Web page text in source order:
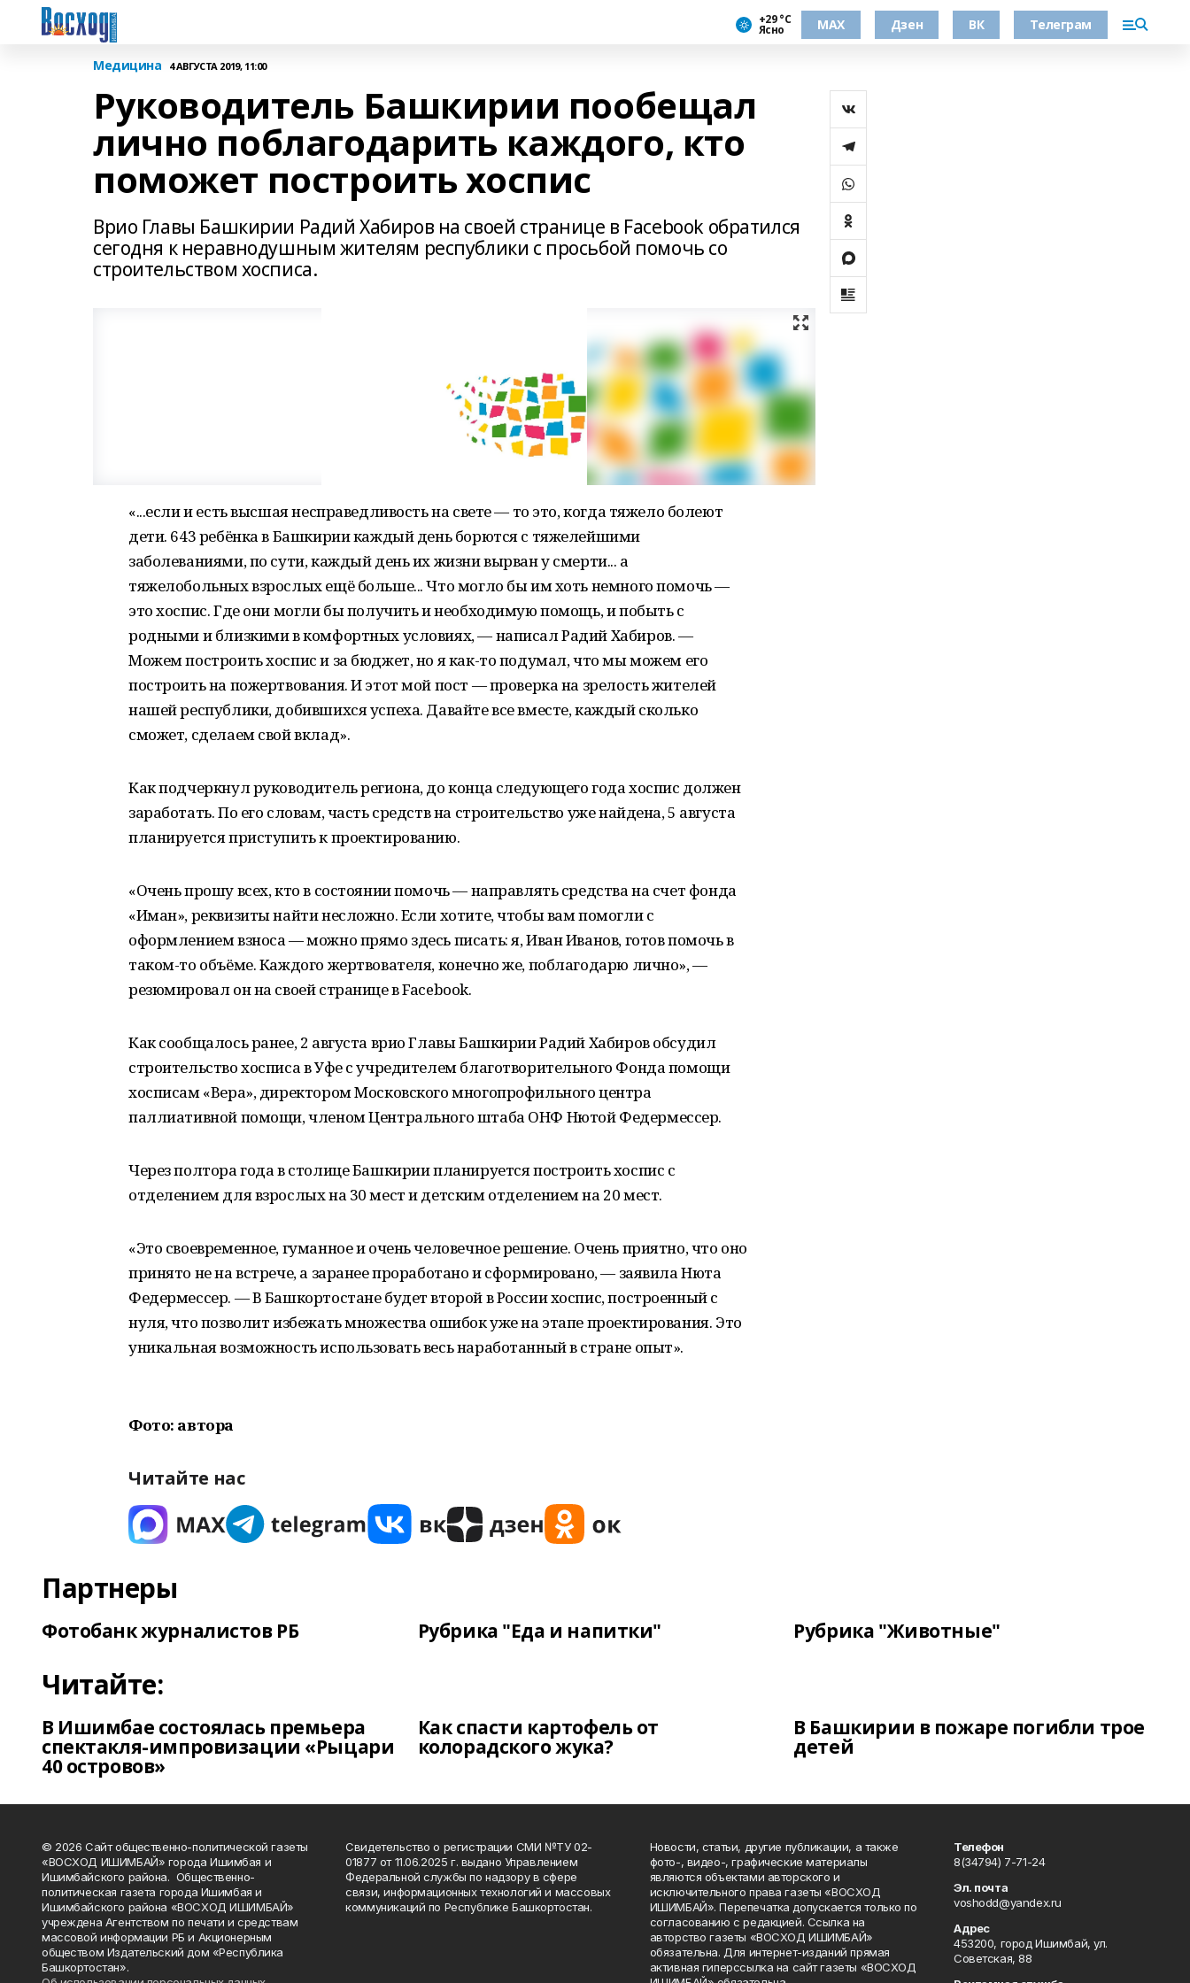
+29 °С
Ясно МАХ Дзен ВК Телеграм
Медицина 4 АВГУСТА 2019, 11:00
Руководитель Башкирии пообещал
лично поблагодарить каждого, кто
поможет построить хоспис
Врио Главы Башкирии Радий Хабиров на своей странице в Facebook обратился
сегодня к неравнодушным жителям республики с просьбой помочь со
строительством хосписа.
«...если и есть высшая несправедливость на свете — то это, когда тяжело болеют
дети. 643 ребёнка в Башкирии каждый день борются с тяжелейшими
заболеваниями, по сути, каждый день их жизни вырван у смерти... а
тяжелобольных взрослых ещё больше... Что могло бы им хоть немного помочь —
это хоспис. Где они могли бы получить и необходимую помощь, и побыть с
родными и близкими в комфортных условиях, — написал Радий Хабиров. —
Можем построить хоспис и за бюджет, но я как-то подумал, что мы можем его
построить на пожертвования. И этот мой пост — проверка на зрелость жителей
нашей республики, добившихся успеха. Давайте все вместе, каждый сколько
сможет, сделаем свой вклад».
Как подчеркнул руководитель региона, до конца следующего года хоспис должен
заработать. По его словам, часть средств на строительство уже найдена, 5 августа
планируется приступить к проектированию.
«Очень прошу всех, кто в состоянии помочь — направлять средства на счет фонда
«Иман», реквизиты найти несложно. Если хотите, чтобы вам помогли с
оформлением взноса — можно прямо здесь писать: я, Иван Иванов, готов помочь в
таком-то объёме. Каждого жертвователя, конечно же, поблагодарю лично», —
резюмировал он на своей странице в Facebook.
Как сообщалось ранее, 2 августа врио Главы Башкирии Радий Хабиров обсудил
строительство хосписа в Уфе с учредителем благотворительного Фонда помощи
хосписам «Вера», директором Московского многопрофильного центра
паллиативной помощи, членом Центрального штаба ОНФ Нютой Федермессер.
Через полтора года в столице Башкирии планируется построить хоспис с
отделением для взрослых на 30 мест и детским отделением на 20 мест.
«Это своевременное, гуманное и очень человечное решение. Очень приятно, что оно
принято не на встрече, а заранее проработано и сформировано, — заявила Нюта
Федермессер. — В Башкортостане будет второй в России хоспис, построенный с
нуля, что позволит избежать множества ошибок уже на этапе проектирования. Это
уникальная возможность использовать весь наработанный в стране опыт».
Фото: автора
Читайте нас
Партнеры
Фотобанк журналистов РБ Рубрика "Еда и напитки" Рубрика "Животные"
Читайте:
В Ишимбае состоялась премьера
спектакля-импровизации «Рыцари
40 островов»
Как спасти картофель от
колорадского жука?
В Башкирии в пожаре погибли трое
детей
© 2026 Сайт общественно-политической газеты
«ВОСХОД ИШИМБАЙ» города Ишимбая и
Ишимбайского района. Общественно-
политическая газета города Ишимбая и
Ишимбайского района «ВОСХОД ИШИМБАЙ»
учреждена Агентством по печати и средствам
массовой информации РБ и Акционерным
обществом Издательский дом «Республика
Башкортостан».
Свидетельство о регистрации СМИ №ТУ 02-
01877 от 11.06.2025 г. выдано Управлением
Федеральной службы по надзору в сфере
связи, информационных технологий и массовых
коммуникаций по Республике Башкортостан.
Новости, статьи, другие публикации, а также
фото-, видео-, графические материалы
являются объектами авторского и
исключительного права газеты «ВОСХОД
ИШИМБАЙ». Перепечатка допускается только по
согласованию с редакцией. Ссылка на
авторство газеты «ВОСХОД ИШИМБАЙ»
обязательна. Для интернет-изданий прямая
активная гиперссылка на сайт газеты «ВОСХОД
Телефон
8(34794) 7-71-24
Эл. почта
voshodd@yandex.ru
Адрес
453200, город Ишимбай, ул.
Советская, 88